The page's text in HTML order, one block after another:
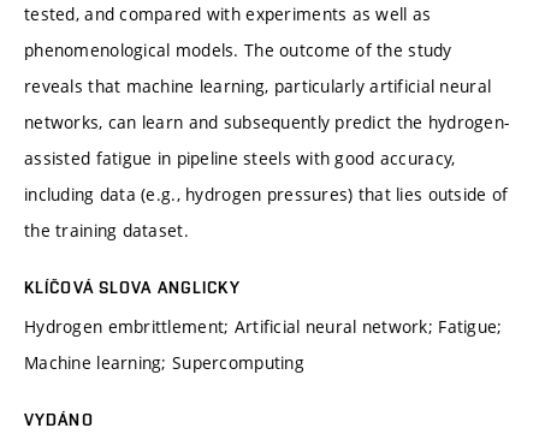
tested, and compared with experiments as well as
phenomenological models. The outcome of the study
reveals that machine learning, particularly artificial neural
networks, can learn and subsequently predict the hydrogen-
assisted fatigue in pipeline steels with good accuracy,
including data (e.g., hydrogen pressures) that lies outside of
the training dataset.
KLÍČOVÁ SLOVA ANGLICKY
Hydrogen embrittlement; Artificial neural network; Fatigue;
Machine learning; Supercomputing
VYDÁNO